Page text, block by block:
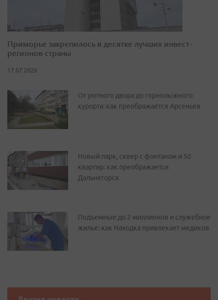
Приморье закрепилось в десятке лучших инвест-
регионов страны
17.07.2026
От уютного двора до горнолыжного
курорта: как преображается Арсеньев
Новый парк, сквер с фонтаном и 50
квартир: как преображается
Дальнегорск
Подъемные до 2 миллионов и служебное
жилье: как Находка привлекает медиков